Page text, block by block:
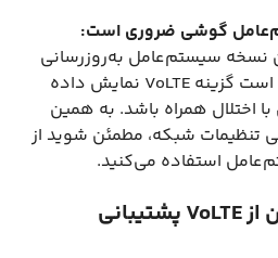
گوشی ضروری است:
نسخه سیستم‌عامل به‌روزرسانی
نشده باشد، ممکن است گزینه VoLTE نمایش داده
اختلال همراه باشد. به همین
تنظیمات شبکه، مطمئن شوید از
استفاده می‌کنید.
کدام اپراتورهای ایران از VoLTE پشتیبانی